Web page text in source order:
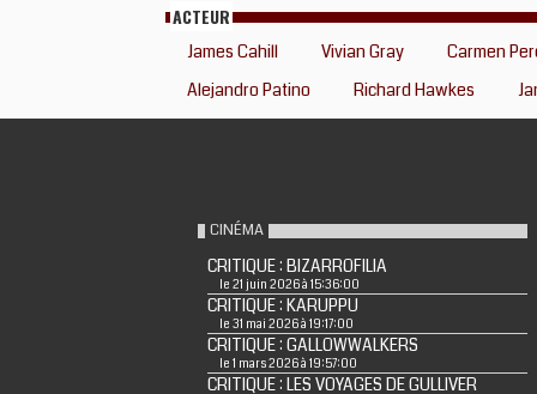
ACTEUR
James Cahill Vivian Gray
Carmen
Alejandro Patino
Richard Hawkes
CINÉMA
CRITIQUE : BIZARROFILIA
le 21 juin 2026 à 15:36:00
CRITIQUE : KARUPPU
le 31 mai 2026 à 19:17:00
CRITIQUE : GALLOWWALKERS
le 1 mars 2026 à 19:57:00
CRITIQUE : LES VOYAGES DE GULLIVER